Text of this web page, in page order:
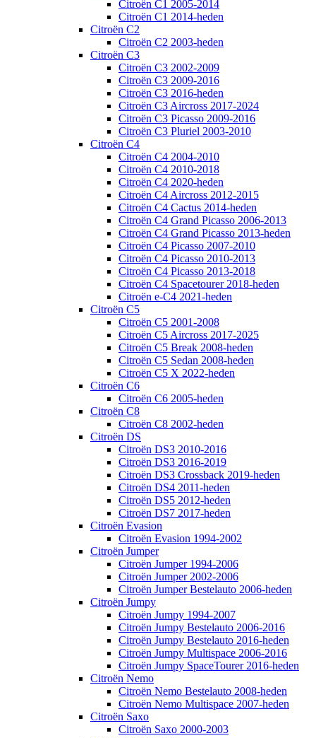
Citroën C1 2005-2014
Citroën C1 2014-heden
Citroën C2
Citroën C2 2003-heden
Citroën C3
Citroën C3 2002-2009
Citroën C3 2009-2016
Citroën C3 2016-heden
Citroën C3 Aircross 2017-2024
Citroën C3 Picasso 2009-2016
Citroën C3 Pluriel 2003-2010
Citroën C4
Citroën C4 2004-2010
Citroën C4 2010-2018
Citroën C4 2020-heden
Citroën C4 Aircross 2012-2015
Citroën C4 Cactus 2014-heden
Citroën C4 Grand Picasso 2006-2013
Citroën C4 Grand Picasso 2013-heden
Citroën C4 Picasso 2007-2010
Citroën C4 Picasso 2010-2013
Citroën C4 Picasso 2013-2018
Citroën C4 Spacetourer 2018-heden
Citroën e-C4 2021-heden
Citroën C5
Citroën C5 2001-2008
Citroën C5 Aircross 2017-2025
Citroën C5 Break 2008-heden
Citroën C5 Sedan 2008-heden
Citroën C5 X 2022-heden
Citroën C6
Citroën C6 2005-heden
Citroën C8
Citroën C8 2002-heden
Citroën DS
Citroën DS3 2010-2016
Citroën DS3 2016-2019
Citroën DS3 Crossback 2019-heden
Citroën DS4 2011-heden
Citroën DS5 2012-heden
Citroën DS7 2017-heden
Citroën Evasion
Citroën Evasion 1994-2002
Citroën Jumper
Citroën Jumper 1994-2006
Citroën Jumper 2002-2006
Citroën Jumper Bestelauto 2006-heden
Citroën Jumpy
Citroën Jumpy 1994-2007
Citroën Jumpy Bestelauto 2006-2016
Citroën Jumpy Bestelauto 2016-heden
Citroën Jumpy Multispace 2006-2016
Citroën Jumpy SpaceTourer 2016-heden
Citroën Nemo
Citroën Nemo Bestelauto 2008-heden
Citroën Nemo Multispace 2007-heden
Citroën Saxo
Citroën Saxo 2000-2003